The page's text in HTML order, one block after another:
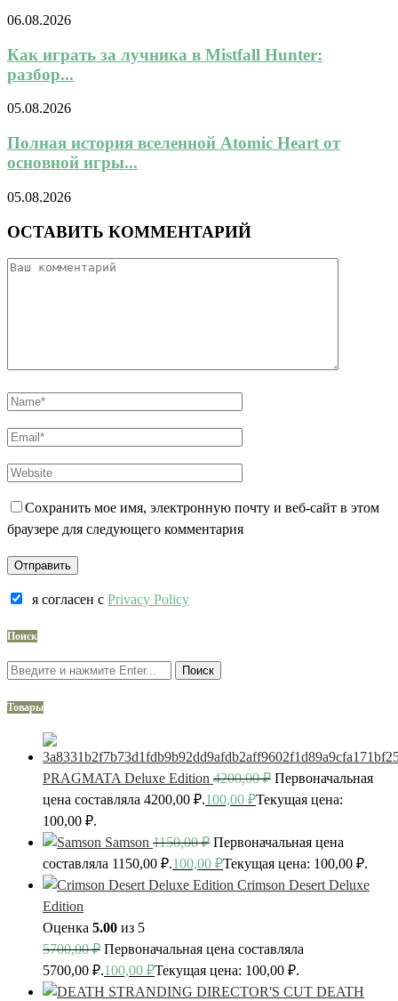
06.08.2026
Как играть за лучника в Mistfall Hunter:
разбор...
05.08.2026
Полная история вселенной Atomic Heart от
основной игры...
05.08.2026
ОСТАВИТЬ КОММЕНТАРИЙ
Сохранить мое имя, электронную почту и веб-сайт в этом
браузере для следующего комментария
я согласен c Privacy Policy
Поиск
Поиск
Товары
PRAGMATA Deluxe Edition 4200,00₽ Первоначальная
цена составляла 4200,00 ₽.100,00 ₽Текущая цена:
100,00 ₽.
Samson 1150,00₽ Первоначальная цена
составляла 1150,00 ₽.100,00 ₽Текущая цена: 100,00 ₽.
Crimson Desert Deluxe
Edition
Оценка 5.00 из 5
5700,00₽ Первоначальная цена составляла
5700,00 ₽.100,00 ₽Текущая цена: 100,00 ₽.
DEATH